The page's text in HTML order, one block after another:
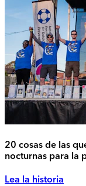
20 cosas de las
nocturnas para la
Lea la historia